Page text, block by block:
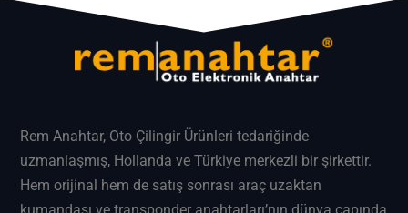
Rem Anahtar, Oto Çilingir Ürünleri tedariğinde
uzmanlaşmış, Hollanda ve Türkiye merkezli bir şirkettir.
Hem orijinal hem de satış sonrası araç uzaktan